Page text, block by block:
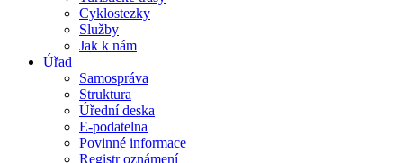
Cyklostezky
Služby
Jak k nám
Úřad
Samospráva
Struktura
Úřední deska
E-podatelna
Povinné informace
Registr oznámení